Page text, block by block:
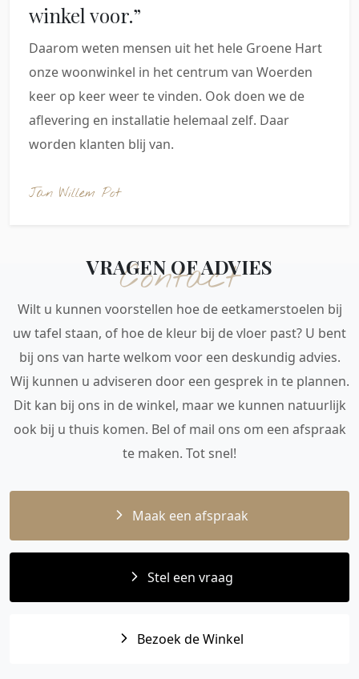
winkel voor.”
Daarom weten mensen uit het hele Groene Hart
onze woonwinkel in het centrum van Woerden
keer op keer weer te vinden. Ook doen we de
aflevering en installatie helemaal zelf. Daar
worden klanten blij van.
Jan Willem Pot
Contact
VRAGEN OF ADVIES
Wilt u kunnen voorstellen hoe de eetkamerstoelen bij
uw tafel staan, of hoe de kleur bij de vloer past? U bent
bij ons van harte welkom voor een deskundig advies.
Wij kunnen u adviseren door een gesprek in te plannen.
Dit kan bij ons in de winkel, maar we kunnen natuurlijk
ook bij u thuis komen. Bel of mail ons om een afspraak
te maken. Tot snel!
Maak een afspraak
Stel een vraag
Bezoek de Winkel